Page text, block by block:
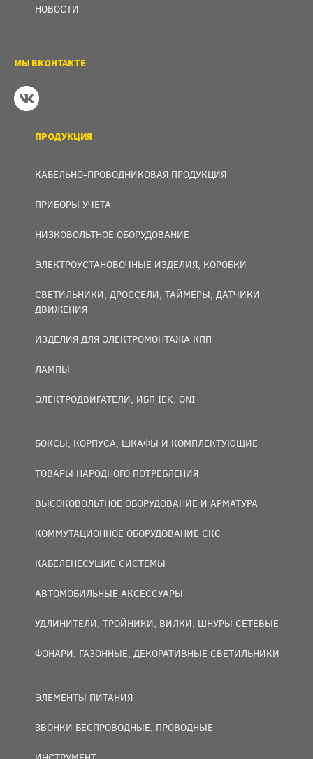
НОВОСТИ
МЫ ВКОНТАКТЕ
ПРОДУКЦИЯ
КАБЕЛЬНО-ПРОВОДНИКОВАЯ ПРОДУКЦИЯ
ПРИБОРЫ УЧЕТА
НИЗКОВОЛЬТНОЕ ОБОРУДОВАНИЕ
ЭЛЕКТРОУСТАНОВОЧНЫЕ ИЗДЕЛИЯ, КОРОБКИ
СВЕТИЛЬНИКИ, ДРОССЕЛИ, ТАЙМЕРЫ, ДАТЧИКИ
ДВИЖЕНИЯ
ИЗДЕЛИЯ ДЛЯ ЭЛЕКТРОМОНТАЖА КПП
ЛАМПЫ
ЭЛЕКТРОДВИГАТЕЛИ, ИБП IEK, ONI
БОКСЫ, КОРПУСА, ШКАФЫ И КОМПЛЕКТУЮЩИЕ
ТОВАРЫ НАРОДНОГО ПОТРЕБЛЕНИЯ
ВЫСОКОВОЛЬТНОЕ ОБОРУДОВАНИЕ И АРМАТУРА
КОММУТАЦИОННОЕ ОБОРУДОВАНИЕ СКС
КАБЕЛЕНЕСУЩИЕ СИСТЕМЫ
АВТОМОБИЛЬНЫЕ АКСЕССУАРЫ
УДЛИНИТЕЛИ, ТРОЙНИКИ, ВИЛКИ, ШНУРЫ СЕТЕВЫЕ
ФОНАРИ, ГАЗОННЫЕ, ДЕКОРАТИВНЫЕ СВЕТИЛЬНИКИ
ЭЛЕМЕНТЫ ПИТАНИЯ
ЗВОНКИ БЕСПРОВОДНЫЕ, ПРОВОДНЫЕ